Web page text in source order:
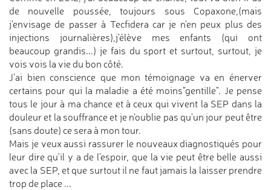
de nouvelle poussée, toujours sous Copaxone,(mais
j'envisage de passer à Tecfidera car je n'en peux plus des
injections journalières),j'élève mes enfants (qui ont
beaucoup grandis...) je fais du sport et surtout, surtout, je
vois vois la vie du bon côté.
J'ai bien conscience que mon témoignage va en énerver
certains pour qui la maladie a été moins"gentille". Je pense
tous le jour à ma chance et à ceux qui vivent la SEP dans la
douleur et la souffrance et je n'oublie pas qu'un jour peut être
(sans doute) ce sera à mon tour.
Mais je veux aussi rassurer le nouveaux diagnostiqués pour
leur dire qu'il y a de l'espoir, que la vie peut être belle aussi
avec la SEP, et que surtout il ne faut jamais la laisser prendre
trop de place ...